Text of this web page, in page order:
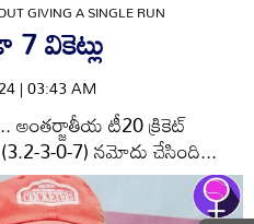
GIVING A SINGLE RUN
వికెట్లు
| 03:43 AM
టీ20 క్రికెట్‌
3-0-7) నమోదు చేసింది...